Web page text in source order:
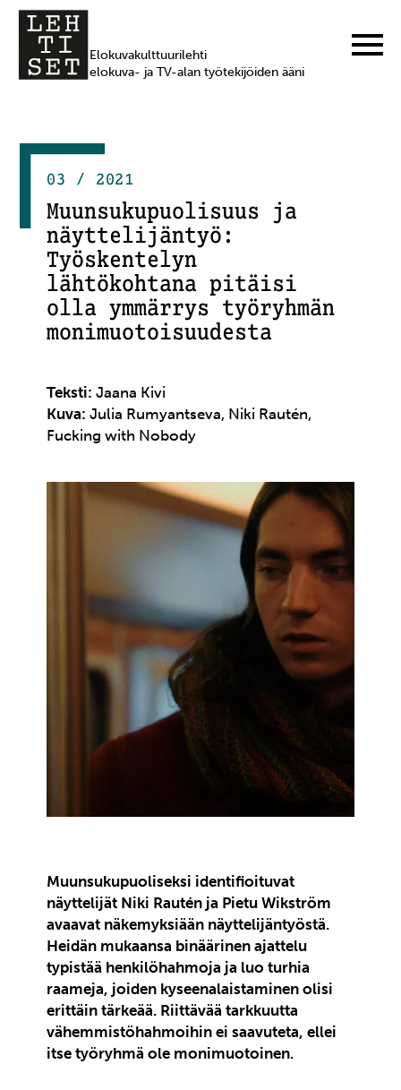
Elokuvakulttuurilehti
elokuva- ja TV-alan työtekijöiden ääni
03 / 2021
Muunsukupuolisuus ja
näyttelijäntyö:
Työskentelyn
lähtökohtana pitäisi
olla ymmärrys työryhmän
monimuotoisuudesta
Teksti:Jaana Kivi
Kuva:Julia Rumyantseva, Niki Rautén,
Fucking with Nobody
Muunsukupuoliseksi identifioituvat
näyttelijät Niki Rautén ja Pietu Wikström
avaavat näkemyksiään näyttelijäntyöstä.
Heidän mukaansa binäärinen ajattelu
typistää henkilöhahmoja ja luo turhia
raameja, joiden kyseenalaistaminen olisi
erittäin tärkeää. Riittävää tarkkuutta
vähemmistöhahmoihin ei saavuteta, ellei
itse työryhmä ole monimuotoinen.